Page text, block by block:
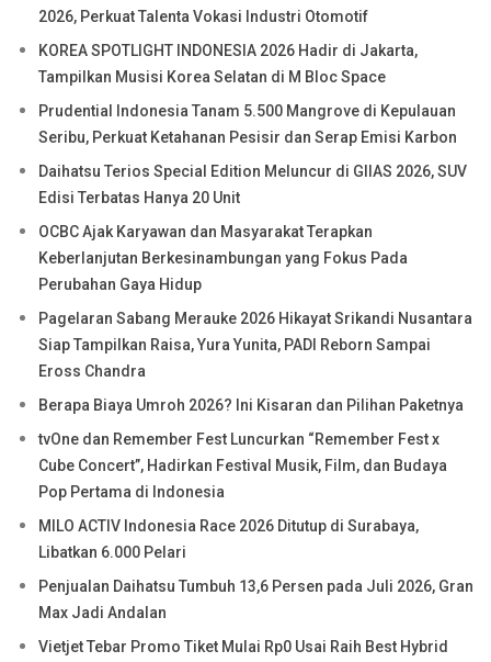
2026, Perkuat Talenta Vokasi Industri Otomotif
KOREA SPOTLIGHT INDONESIA 2026 Hadir di Jakarta,
Tampilkan Musisi Korea Selatan di M Bloc Space
Prudential Indonesia Tanam 5.500 Mangrove di Kepulauan
Seribu, Perkuat Ketahanan Pesisir dan Serap Emisi Karbon
Daihatsu Terios Special Edition Meluncur di GIIAS 2026, SUV
Edisi Terbatas Hanya 20 Unit
OCBC Ajak Karyawan dan Masyarakat Terapkan
Keberlanjutan Berkesinambungan yang Fokus Pada
Perubahan Gaya Hidup
Pagelaran Sabang Merauke 2026 Hikayat Srikandi Nusantara
Siap Tampilkan Raisa, Yura Yunita, PADI Reborn Sampai
Eross Chandra
Berapa Biaya Umroh 2026? Ini Kisaran dan Pilihan Paketnya
tvOne dan Remember Fest Luncurkan “Remember Fest x
Cube Concert”, Hadirkan Festival Musik, Film, dan Budaya
Pop Pertama di Indonesia
MILO ACTIV Indonesia Race 2026 Ditutup di Surabaya,
Libatkan 6.000 Pelari
Penjualan Daihatsu Tumbuh 13,6 Persen pada Juli 2026, Gran
Max Jadi Andalan
Vietjet Tebar Promo Tiket Mulai Rp0 Usai Raih Best Hybrid